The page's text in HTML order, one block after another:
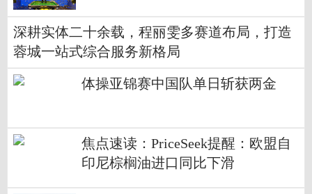
深耕实体二十余载，程丽雯多赛道布局，打造
蓉城一站式综合服务新格局
体操亚锦赛中国队单日斩获两金
焦点速读：PriceSeek提醒：欧盟自
印尼棕榈油进口同比下滑